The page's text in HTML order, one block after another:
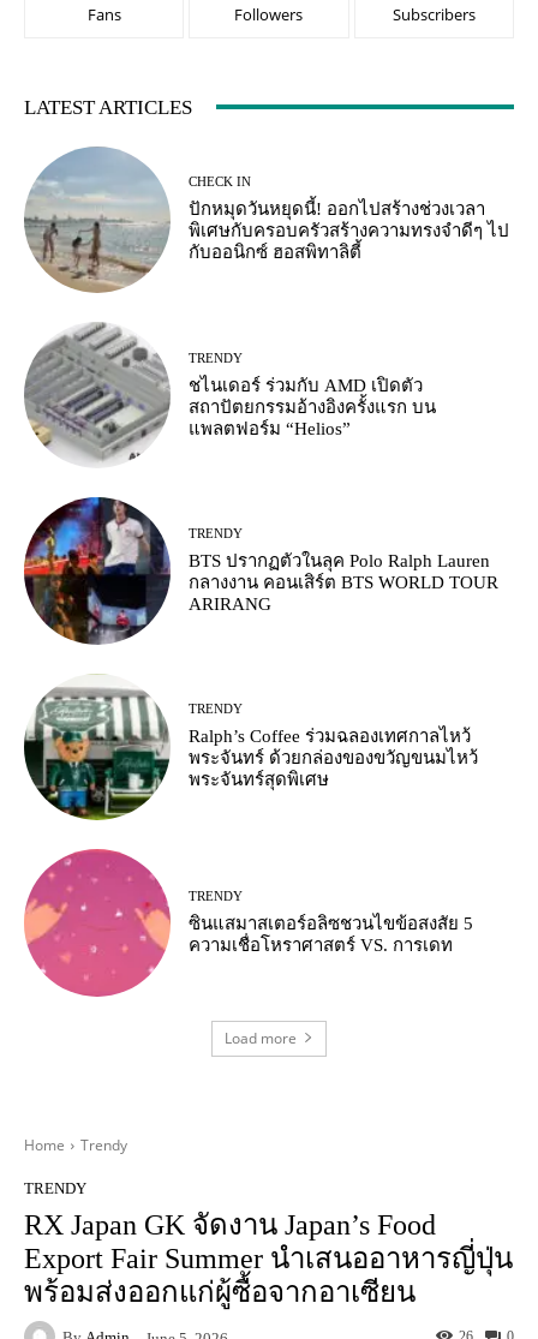
Fans Followers Subscribers
LATEST ARTICLES
CHECK IN
ปักหมุดวันหยุดนี้! ออกไปสร้างช่วงเวลา
พิเศษกับครอบครัวสร้างความทรงจำดีๆ ไป
กับออนิกซ์ ฮอสพิทาลิตี้
TRENDY
ชไนเดอร์ ร่วมกับ AMD เปิดตัว
สถาปัตยกรรมอ้างอิงครั้งแรก บน
แพลตฟอร์ม “Helios”
TRENDY
BTS ปรากฏตัวในลุค Polo Ralph Lauren
กลางงาน คอนเสิร์ต BTS WORLD TOUR
ARIRANG
TRENDY
Ralph’s Coffee ร่วมฉลองเทศกาลไหว้
พระจันทร์ ด้วยกล่องของขวัญขนมไหว้
พระจันทร์สุดพิเศษ
TRENDY
ซินแสมาสเตอร์อลิซชวนไขข้อสงสัย 5
ความเชื่อโหราศาสตร์ VS. การเดท
Load more